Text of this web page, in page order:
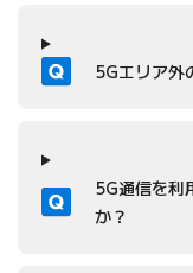
質問 5Gエリア外
質問
5G通信を利
か？